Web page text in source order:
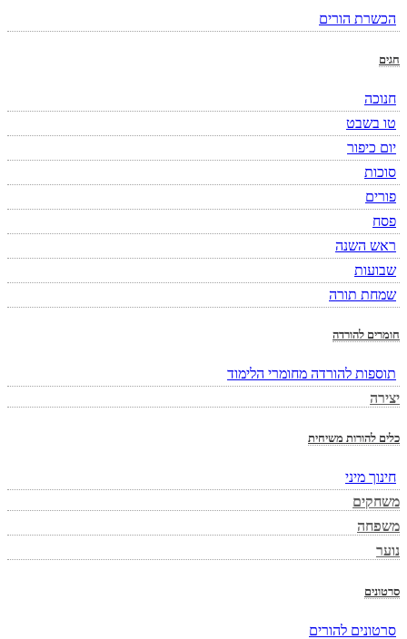
הכשרת הורים
חגים
חנוכה
טו בשבט
יום כיפור
סוכות
פורים
פסח
ראש השנה
שבועות
שמחת תורה
חומרים להורדה
תוספות להורדה מחומרי הלימוד
יצירה
כלים להורות משיחית
חינוך מיני
משחקים
משפחה
נוער
סרטונים
סרטונים להורים